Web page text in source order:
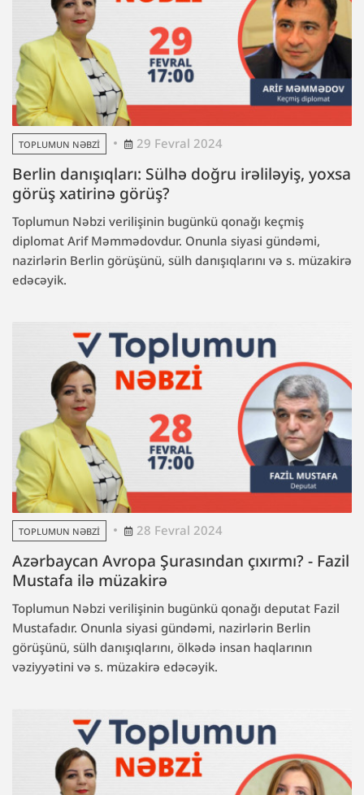
TOPLUMUN NƏBZI 29 Fevral 2024
Berlin danışıqları: Sülhə doğru irəliləyiş, yoxsa
görüş xatirinə görüş?
Toplumun Nəbzi verilişinin bugünkü qonağı keçmiş
diplomat Arif Məmmədovdur. Onunla siyasi gündəmi,
nazirlərin Berlin görüşünü, sülh danışıqlarını və s. müzakirə
edəcəyik.
TOPLUMUN NƏBZI 28 Fevral 2024
Azərbaycan Avropa Şurasından çıxırmı? - Fazil
Mustafa ilə müzakirə
Toplumun Nəbzi verilişinin bugünkü qonağı deputat Fazil
Mustafadır. Onunla siyasi gündəmi, nazirlərin Berlin
görüşünü, sülh danışıqlarını, ölkədə insan haqlarının
vəziyyətini və s. müzakirə edəcəyik.